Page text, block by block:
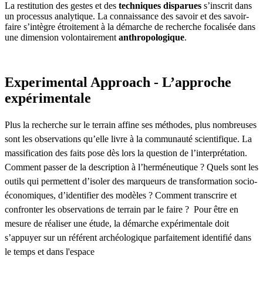
La restitution des gestes et des techniques disparues s’inscrit dans
un processus analytique. La connaissance des savoir et des savoir-
faire s’intègre étroitement à la démarche de recherche focalisée dans
une dimension volontairement anthropologique.
Experimental Approach - L’approche
expérimentale
Plus la recherche sur le terrain affine ses méthodes, plus nombreuses
sont les observations qu’elle livre à la communauté scientifique. La
massification des faits pose dès lors la question de l’interprétation.
Comment passer de la description à l’herméneutique ? Quels sont les
outils qui permettent d’isoler des marqueurs de transformation socio-
économiques, d’identifier des modèles ? Comment transcrire et
confronter les observations de terrain par le faire ? Pour être en
mesure de réaliser une étude, la démarche expérimentale doit
s’appuyer sur un référent archéologique parfaitement identifié dans
le temps et dans l'espace